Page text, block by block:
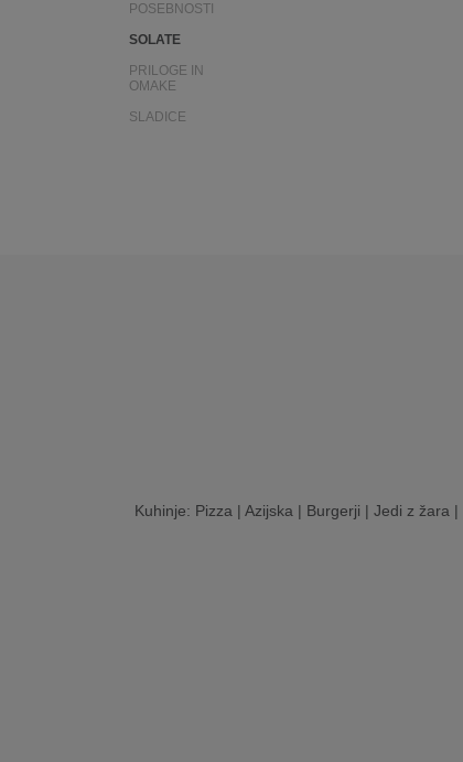
POSEBNOSTI
SOLATE
PRILOGE IN
OMAKE
SLADICE
Kuhinje: Pizza | Azijska | Burgerji | Jedi z žara |